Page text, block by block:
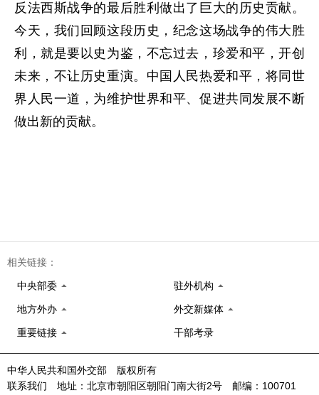
反法西斯战争的最后胜利做出了巨大的历史贡献。
今天，我们回顾这段历史，纪念这场战争的伟大胜
利，就是要以史为鉴，不忘过去，珍爱和平，开创
未来，不让历史重演。中国人民热爱和平，将同世
界人民一道，为维护世界和平、促进共同发展不断
做出新的贡献。
相关链接：
中央部委 驻外机构
地方外办 外交新媒体
重要链接 干部考录
中华人民共和国外交部 版权所有
联系我们 地址：北京市朝阳区朝阳门南大街2号 邮编：100701